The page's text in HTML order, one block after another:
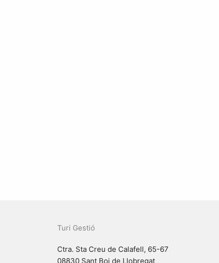
Turi Gestió
Ctra. Sta Creu de Calafell, 65-67
08830 Sant Boi de Llobregat